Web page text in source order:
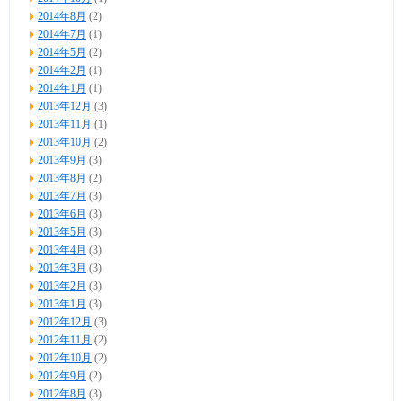
2014年8月 (2)
2014年7月 (1)
2014年5月 (2)
2014年2月 (1)
2014年1月 (1)
2013年12月 (3)
2013年11月 (1)
2013年10月 (2)
2013年9月 (3)
2013年8月 (2)
2013年7月 (3)
2013年6月 (3)
2013年5月 (3)
2013年4月 (3)
2013年3月 (3)
2013年2月 (3)
2013年1月 (3)
2012年12月 (3)
2012年11月 (2)
2012年10月 (2)
2012年9月 (2)
2012年8月 (3)